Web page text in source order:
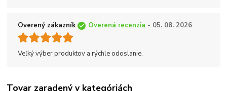
Overený zákazník Overená recenzia - 05. 08. 2026
Veľký výber produktov a rýchle odoslanie.
Tovar zaradený v kategóriách